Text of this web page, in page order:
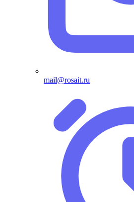
mail@rosait.ru